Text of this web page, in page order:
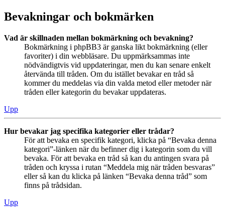
Bevakningar och bokmärken
Vad är skillnaden mellan bokmärkning och bevakning?
Bokmärkning i phpBB3 är ganska likt bokmärkning (eller
favoriter) i din webbläsare. Du uppmärksammas inte
nödvändigtvis vid uppdateringar, men du kan senare enkelt
återvända till tråden. Om du istället bevakar en tråd så
kommer du meddelas via din valda metod eller metoder när
tråden eller kategorin du bevakar uppdateras.
Upp
Hur bevakar jag specifika kategorier eller trådar?
För att bevaka en specifik kategori, klicka på “Bevaka denna
kategori”-länken när du befinner dig i kategorin som du vill
bevaka. För att bevaka en tråd så kan du antingen svara på
tråden och kryssa i rutan “Meddela mig när tråden besvaras”
eller så kan du klicka på länken “Bevaka denna tråd” som
finns på trådsidan.
Upp